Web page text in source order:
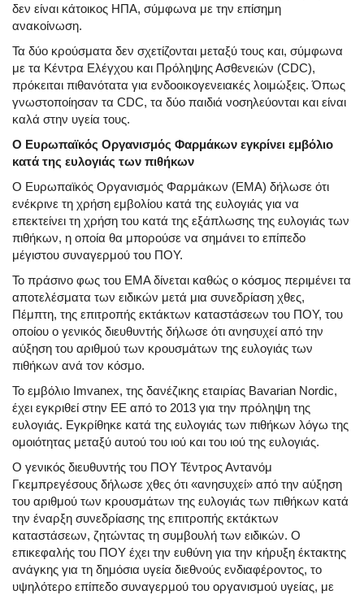
δεν είναι κάτοικος ΗΠΑ, σύμφωνα με την επίσημη
ανακοίνωση.
Τα δύο κρούσματα δεν σχετίζονται μεταξύ τους και, σύμφωνα
με τα Κέντρα Ελέγχου και Πρόληψης Ασθενειών (CDC),
πρόκειται πιθανότατα για ενδοοικογενειακές λοιμώξεις. Όπως
γνωστοποίησαν τα CDC, τα δύο παιδιά νοσηλεύονται και είναι
καλά στην υγεία τους.
Ο Ευρωπαϊκός Οργανισμός Φαρμάκων εγκρίνει εμβόλιο
κατά της ευλογιάς των πιθήκων
Ο Ευρωπαϊκός Οργανισμός Φαρμάκων (EMA) δήλωσε ότι
ενέκρινε τη χρήση εμβολίου κατά της ευλογιάς για να
επεκτείνει τη χρήση του κατά της εξάπλωσης της ευλογιάς των
πιθήκων, η οποία θα μπορούσε να σημάνει το επίπεδο
μέγιστου συναγερμού του ΠΟΥ.
Το πράσινο φως του ΕΜΑ δίνεται καθώς ο κόσμος περιμένει τα
αποτελέσματα των ειδικών μετά μια συνεδρίαση χθες,
Πέμπτη, της επιτροπής εκτάκτων καταστάσεων του ΠΟΥ, του
οποίου ο γενικός διευθυντής δήλωσε ότι ανησυχεί από την
αύξηση του αριθμού των κρουσμάτων της ευλογιάς των
πιθήκων ανά τον κόσμο.
Το εμβόλιο Imvanex, της δανέζικης εταιρίας Bavarian Nordic,
έχει εγκριθεί στην ΕΕ από το 2013 για την πρόληψη της
ευλογιάς. Εγκρίθηκε κατά της ευλογιάς των πιθήκων λόγω της
ομοιότητας μεταξύ αυτού του ιού και του ιού της ευλογιάς.
Ο γενικός διευθυντής του ΠΟΥ Τέντρος Αντανόμ
Γκεμπρεγέσους δήλωσε χθες ότι «ανησυχεί» από την αύξηση
του αριθμού των κρουσμάτων της ευλογιάς των πιθήκων κατά
την έναρξη συνεδρίασης της επιτροπής εκτάκτων
καταστάσεων, ζητώντας τη συμβουλή των ειδικών. Ο
επικεφαλής του ΠΟΥ έχει την ευθύνη για την κήρυξη έκτακτης
ανάγκης για τη δημόσια υγεία διεθνούς ενδιαφέροντος, το
υψηλότερο επίπεδο συναγερμού του οργανισμού υγείας, με